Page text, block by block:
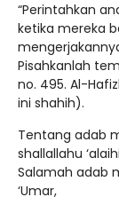
“Perintahkan
ketika mereka
Pisahkanlah
no. 495. Al-
ini shahih).
Tentang adab
shallallahu
Salamah adab
‘Umar,